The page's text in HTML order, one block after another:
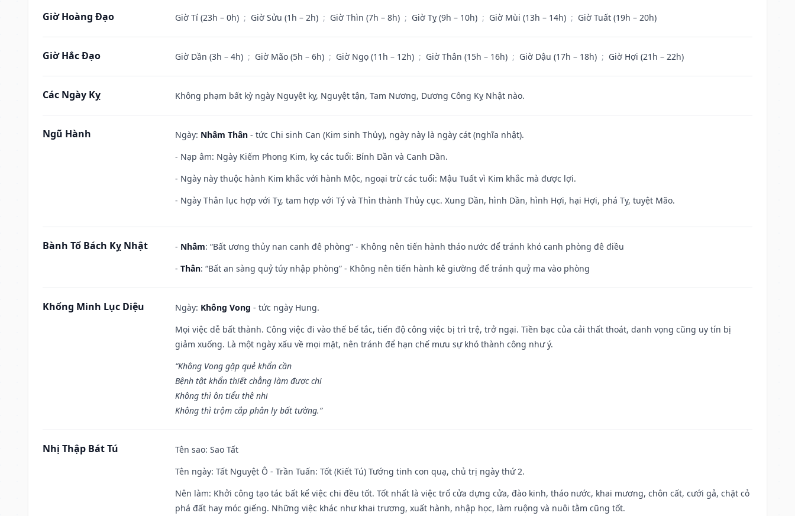
Giờ Hoàng Đạo Giờ Tí (23h – 0h) ; Giờ Sửu (1h – 2h) ; Giờ Thìn (7h – 8h) ; Giờ Tỵ (9h – 10h) ; Giờ Mùi (13h – 14h) ; Giờ Tuất (19h – 20h)
Giờ Hắc Đạo Giờ Dần (3h – 4h) ; Giờ Mão (5h – 6h) ; Giờ Ngọ (11h – 12h) ; Giờ Thân (15h – 16h) ; Giờ Dậu (17h – 18h) ; Giờ Hợi (21h – 22h)
Các Ngày Kỵ Không phạm bất kỳ ngày Nguyệt kỵ, Nguyệt tận, Tam Nương, Dương Công Kỵ Nhật nào.
Ngũ Hành Ngày: Nhâm Thân - tức Chi sinh Can (Kim sinh Thủy), ngày này là ngày cát (nghĩa nhật).
- Nạp âm: Ngày Kiếm Phong Kim, kỵ các tuổi: Bính Dần và Canh Dần.
- Ngày này thuộc hành Kim khắc với hành Mộc, ngoại trừ các tuổi: Mậu Tuất vì Kim khắc mà được lợi.
- Ngày Thân lục hợp với Tỵ, tam hợp với Tý và Thìn thành Thủy cục. Xung Dần, hình Dần, hình Hợi, hại Hợi, phá Tỵ, tuyệt Mão.
Bành Tổ Bách Kỵ Nhật - Nhâm: “Bất ương thủy nan canh đê phòng” - Không nên tiến hành tháo nước để tránh khó canh phòng đê điều
- Thân: “Bất an sàng quỷ túy nhập phòng” - Không nên tiến hành kê giường để tránh quỷ ma vào phòng
Khổng Minh Lục Diệu Ngày: Không Vong - tức ngày Hung.
Mọi việc dễ bất thành. Công việc đi vào thế bế tắc, tiến độ công việc bị trì trệ, trở ngại. Tiền bạc của cải thất thoát, danh vọng cũng uy tín bị
giảm xuống. Là một ngày xấu về mọi mặt, nên tránh để hạn chế mưu sự khó thành công như ý.
“Không Vong gặp quẻ khẩn cần
Bệnh tật khẩn thiết chẳng làm được chi
Không thì ôn tiểu thê nhi
Không thì trộm cắp phân ly bất tường.”
Nhị Thập Bát Tú Tên sao: Sao Tất
Tên ngày: Tất Nguyệt Ô - Trần Tuấn: Tốt (Kiết Tú) Tướng tinh con quạ, chủ trị ngày thứ 2.
Nên làm: Khởi công tạo tác bất kể việc chi đều tốt. Tốt nhất là việc trổ cửa dựng cửa, đào kinh, tháo nước, khai mương, chôn cất, cưới gả, chặt cỏ
phá đất hay móc giếng. Những việc khác như khai trương, xuất hành, nhập học, làm ruộng và nuôi tằm cũng tốt.